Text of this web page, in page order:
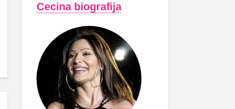
Cecina biografija